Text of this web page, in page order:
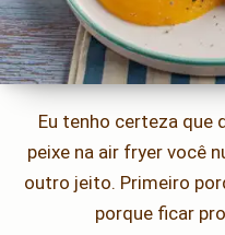
Eu tenho certeza que
peixe na air fryer você
outro jeito. Primeiro
porque ficar